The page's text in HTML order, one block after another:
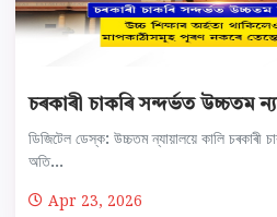
চৰকাৰী চাকৰি সন্দৰ্ভত উচ্চতম
ডিজিটেল ডেস্ক: উচ্চতম ন্যায়ালয়ে কালি চৰকাৰী
অতি...
Apr 23, 2026